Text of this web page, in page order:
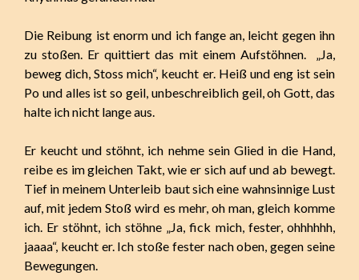
Die Reibung ist enorm und ich fange an, leicht gegen ihn
zu stoßen. Er quittiert das mit einem Aufstöhnen. „Ja,
beweg dich, Stoss mich“, keucht er. Heiß und eng ist sein
Po und alles ist so geil, unbeschreiblich geil, oh Gott, das
halte ich nicht lange aus.
Er keucht und stöhnt, ich nehme sein Glied in die Hand,
reibe es im gleichen Takt, wie er sich auf und ab bewegt.
Tief in meinem Unterleib baut sich eine wahnsinnige Lust
auf, mit jedem Stoß wird es mehr, oh man, gleich komme
ich. Er stöhnt, ich stöhne „Ja, fick mich, fester, ohhhhhh,
jaaaa“, keucht er. Ich stoße fester nach oben, gegen seine
Bewegungen.